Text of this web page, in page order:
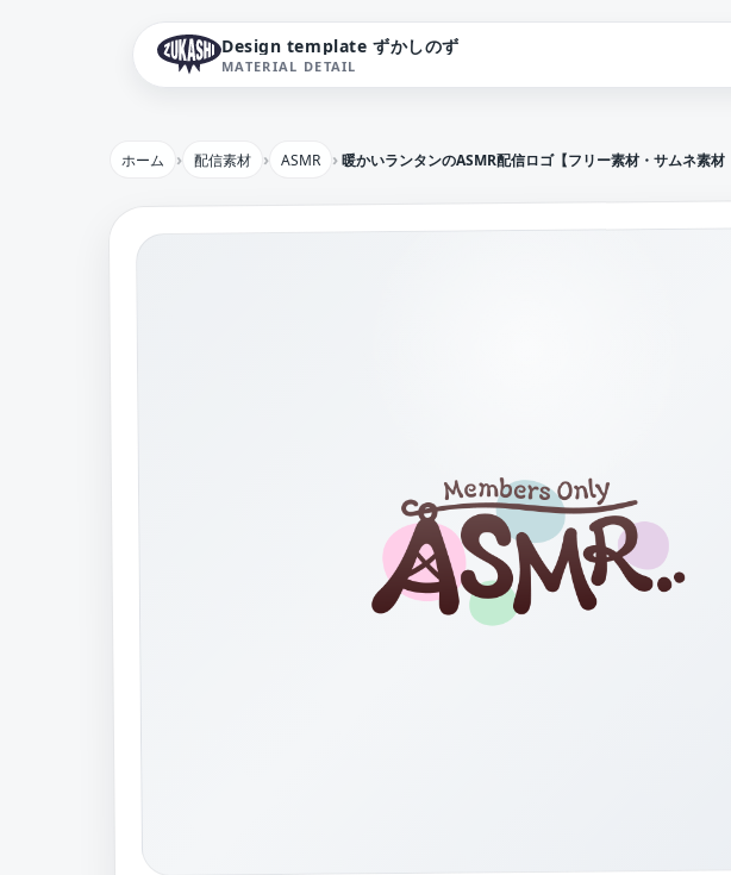
Design template ずかしのず
MATERIAL DETAIL
ホーム 配信素材 ASMR 暖かいランタンのASMR配信ロゴ【フリー素材・サムネ素材】